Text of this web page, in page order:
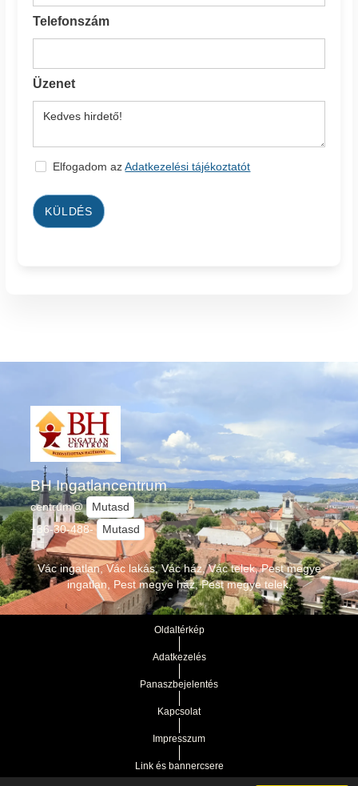
Telefonszám
Üzenet
Elfogadom azAdatkezelési tájékoztatót
KÜLDÉS
BH Ingatlancentrum
centrum@
Mutasd
+36-30-488-
Mutasd
Vác ingatlan, Vác lakás, Vác ház, Vác telek, Pest megye
ingatlan, Pest megye ház, Pest megye telek,
Oldaltérkép
Adatkezelés
Panaszbejelentés
Kapcsolat
Impresszum
Link és bannercsere